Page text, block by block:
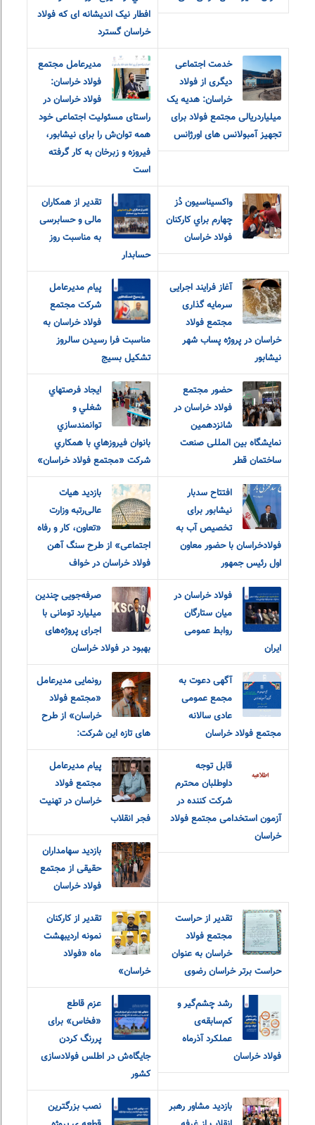
افطار نیک اندیشانه ای که فولاد
خراسان گسترد
خدمت اجتماعی
دیگری از فولاد
خراسان: هدیه یک
میلیاردریالی مجتمع فولاد برای
تجهیز آمبولانس های اورژانس
مدیرعامل مجتمع
فولاد خراسان:
فولاد خراسان در
راستای مسئولیت اجتماعی خود
همه توان‌ش را برای نیشابور،
فیروزه و زبرخان به کار گرفته
است
واکسيناسيون دُز
چهارم براي کارکنان
فولاد خراسان
تقدیر از همکاران
مالی و حسابرسی
به مناسبت روز
حسابدار
آغاز فرایند اجرایی
سرمایه گذاری
مجتمع فولاد
خراسان در پروژه پساب شهر
نیشابور
پیام مدیرعامل
شرکت مجتمع
فولاد خراسان به
مناسبت فرا رسیدن سالروز
تشکیل بسیج
حضور مجتمع
فولاد خراسان در
شانزدهمین
نمایشگاه بین المللی صنعت
ساختمان قطر
ايجاد فرصتهاي
شغلي و
توانمندسازي
بانوان فيروزهاي با همکاري
شرکت «مجتمع فولاد خراسان»
افتتاح سدبار
نیشابور برای
تخصیص آب به
فولادخراسان با حضور معاون
اول رئیس جمهور
بازدید هیات
عالی‌رتبه وزارت
«تعاون، کار و رفاه
اجتماعی» از طرح سنگ آهن
فولاد خراسان در خواف
فولاد خراسان در
میان ستارگان
روابط عمومی
ایران
صرفه‌جویی چندین
میلیارد تومانی با
اجرای پروژه‌های
بهبود در فولاد خراسان
آگهی دعوت به
مجمع عمومی
عادی سالانه
مجتمع فولاد خراسان
رونمایی مدیرعامل
«مجتمع فولاد
خراسان» از طرح
های تازه این شرکت:
قابل توجه
داوطلبان محترم
شرکت کننده در
آزمون استخدامی مجتمع فولاد
خراسان
پیام مدیرعامل
مجتمع فولاد
خراسان در تهنیت
فجر انقلاب
بازدید سهامداران
حقیقی از مجتمع
فولاد خراسان
تقدیر از حراست
مجتمع فولاد
خراسان به عنوان
حراست برتر خراسان رضوی
تقدیر از کارکنان
نمونه اردیبهشت
ماه «فولاد
خراسان»
رشد چشم‌گیر و
کم‌سابقه‌ی
عملکرد آذرماه
فولاد خراسان
عزم قاطع
«فخاس» برای
پررنگ کردن
جایگاه‌ش در اطلس فولادسازی
کشور
بازدید مشاور رهبر
نصب بزرگترین